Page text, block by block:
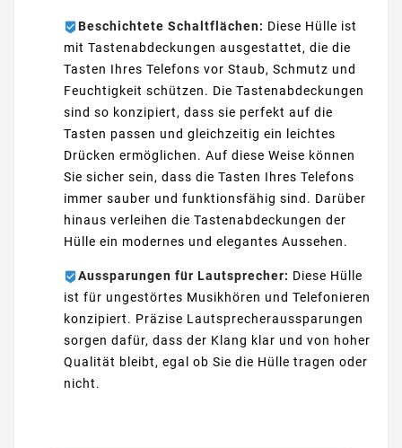
Beschichtete Schaltflächen: Diese Hülle ist
mit Tastenabdeckungen ausgestattet, die die
Tasten Ihres Telefons vor Staub, Schmutz und
Feuchtigkeit schützen. Die Tastenabdeckungen
sind so konzipiert, dass sie perfekt auf die
Tasten passen und gleichzeitig ein leichtes
Drücken ermöglichen. Auf diese Weise können
Sie sicher sein, dass die Tasten Ihres Telefons
immer sauber und funktionsfähig sind. Darüber
hinaus verleihen die Tastenabdeckungen der
Hülle ein modernes und elegantes Aussehen.
Aussparungen für Lautsprecher: Diese Hülle
ist für ungestörtes Musikhören und Telefonieren
konzipiert. Präzise Lautsprecheraussparungen
sorgen dafür, dass der Klang klar und von hoher
Qualität bleibt, egal ob Sie die Hülle tragen oder
nicht.